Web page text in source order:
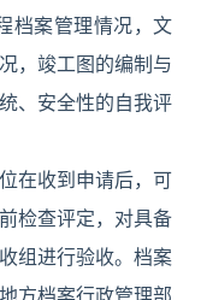
档案管理情况，文
，竣工图的编制与
、安全性的自我评
在收到申请后，可
检查评定，对具备
组进行验收。档案
方档案行政管理部